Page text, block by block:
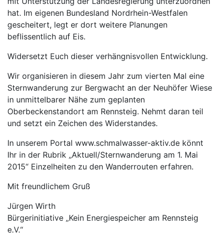
hat. Im eigenen Bundesland Nordrhein-Westfalen
gescheitert, legt er dort weitere Planungen
beflissentlich auf Eis.
Widersetzt Euch dieser verhängnisvollen Entwicklung.
Wir organisieren in diesem Jahr zum vierten Mal eine
Sternwanderung zur Bergwacht an der Neuhöfer Wiese
in unmittelbarer Nähe zum geplanten
Oberbeckenstandort am Rennsteig. Nehmt daran teil
und setzt ein Zeichen des Widerstandes.
In unserem Portal www.schmalwasser-aktiv.de könnt
Ihr in der Rubrik „Aktuell/Sternwanderung am 1. Mai
2015“ Einzelheiten zu den Wanderrouten erfahren.
Mit freundlichem Gruß
Jürgen Wirth
Bürgerinitiative „Kein Energiespeicher am Rennsteig
e.V.“